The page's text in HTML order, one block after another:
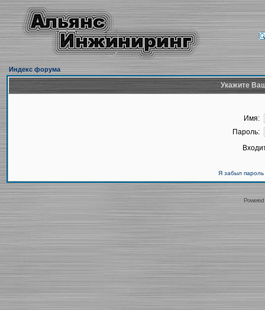
Индекс форума
Укажите
Имя:
Пароль:
Я забыл пароль